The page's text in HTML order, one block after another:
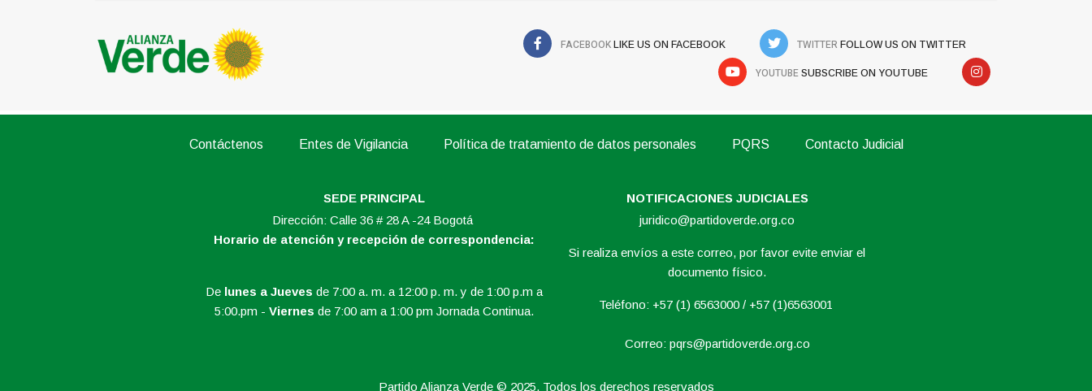
FACEBOOK LIKE US ON FACEBOOK TWITTER FOLLOW US ON TWITTER
YOUTUBE SUBSCRIBE ON YOUTUBE
Contáctenos Entes de Vigilancia Política de tratamiento de datos personales PQRS Contacto Judicial
SEDE PRINCIPAL
NOTIFICACIONES JUDICIALES
Dirección: Calle 36 # 28 A -24 Bogotá
Horario de atención y recepción de correspondencia:
De lunes a Jueves de 7:00 a. m. a 12:00 p. m. y de 1:00 p.m a
5:00.pm - Viernes de 7:00 am a 1:00 pm Jornada Continua.
juridico@partidoverde.org.co
Si realiza envíos a este correo, por favor evite enviar el
documento físico.
Teléfono: +57 (1) 6563000 / +57 (1)6563001
Correo: pqrs@partidoverde.org.co
Partido Alianza Verde © 2025. Todos los derechos reservados